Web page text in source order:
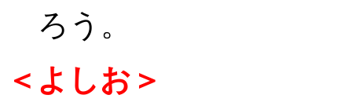
ろう。
＜よしお＞